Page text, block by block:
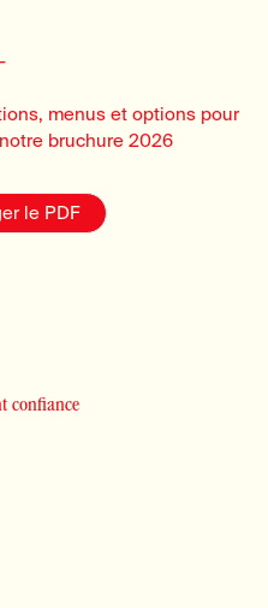
menus et options pour
bruchure 2026
le PDF
confiance